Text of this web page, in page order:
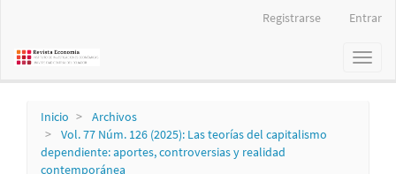
principal
Registrarse Entrar
Toggle
Inicio
Archivos
Vol. 77 Núm. 126 (2025): Las teorías del capitalismo
dependiente: aportes, controversias y realidad
contemporánea